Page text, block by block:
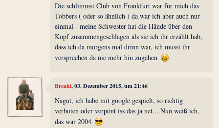
Die schlimmst Club von Frankfurt war für mich das
Tobbers ( oder so ähnlich ) da war ich aber auch nur
einmal - meine Schwester hat die Hände über den
Kopf zusammengeschlagen als sie ich ihr erzählt hab,
dass ich da morgens mal drinn war, ich musst ihr
versprechen da nie mehr hin zugehen
Breaki, 03. Dezember 2015, um 21:46
Nagut, ich habe mit google gespielt, so richtig
verboten oder verpönt iss das ja net....Nun weiß ich,
das war 2004